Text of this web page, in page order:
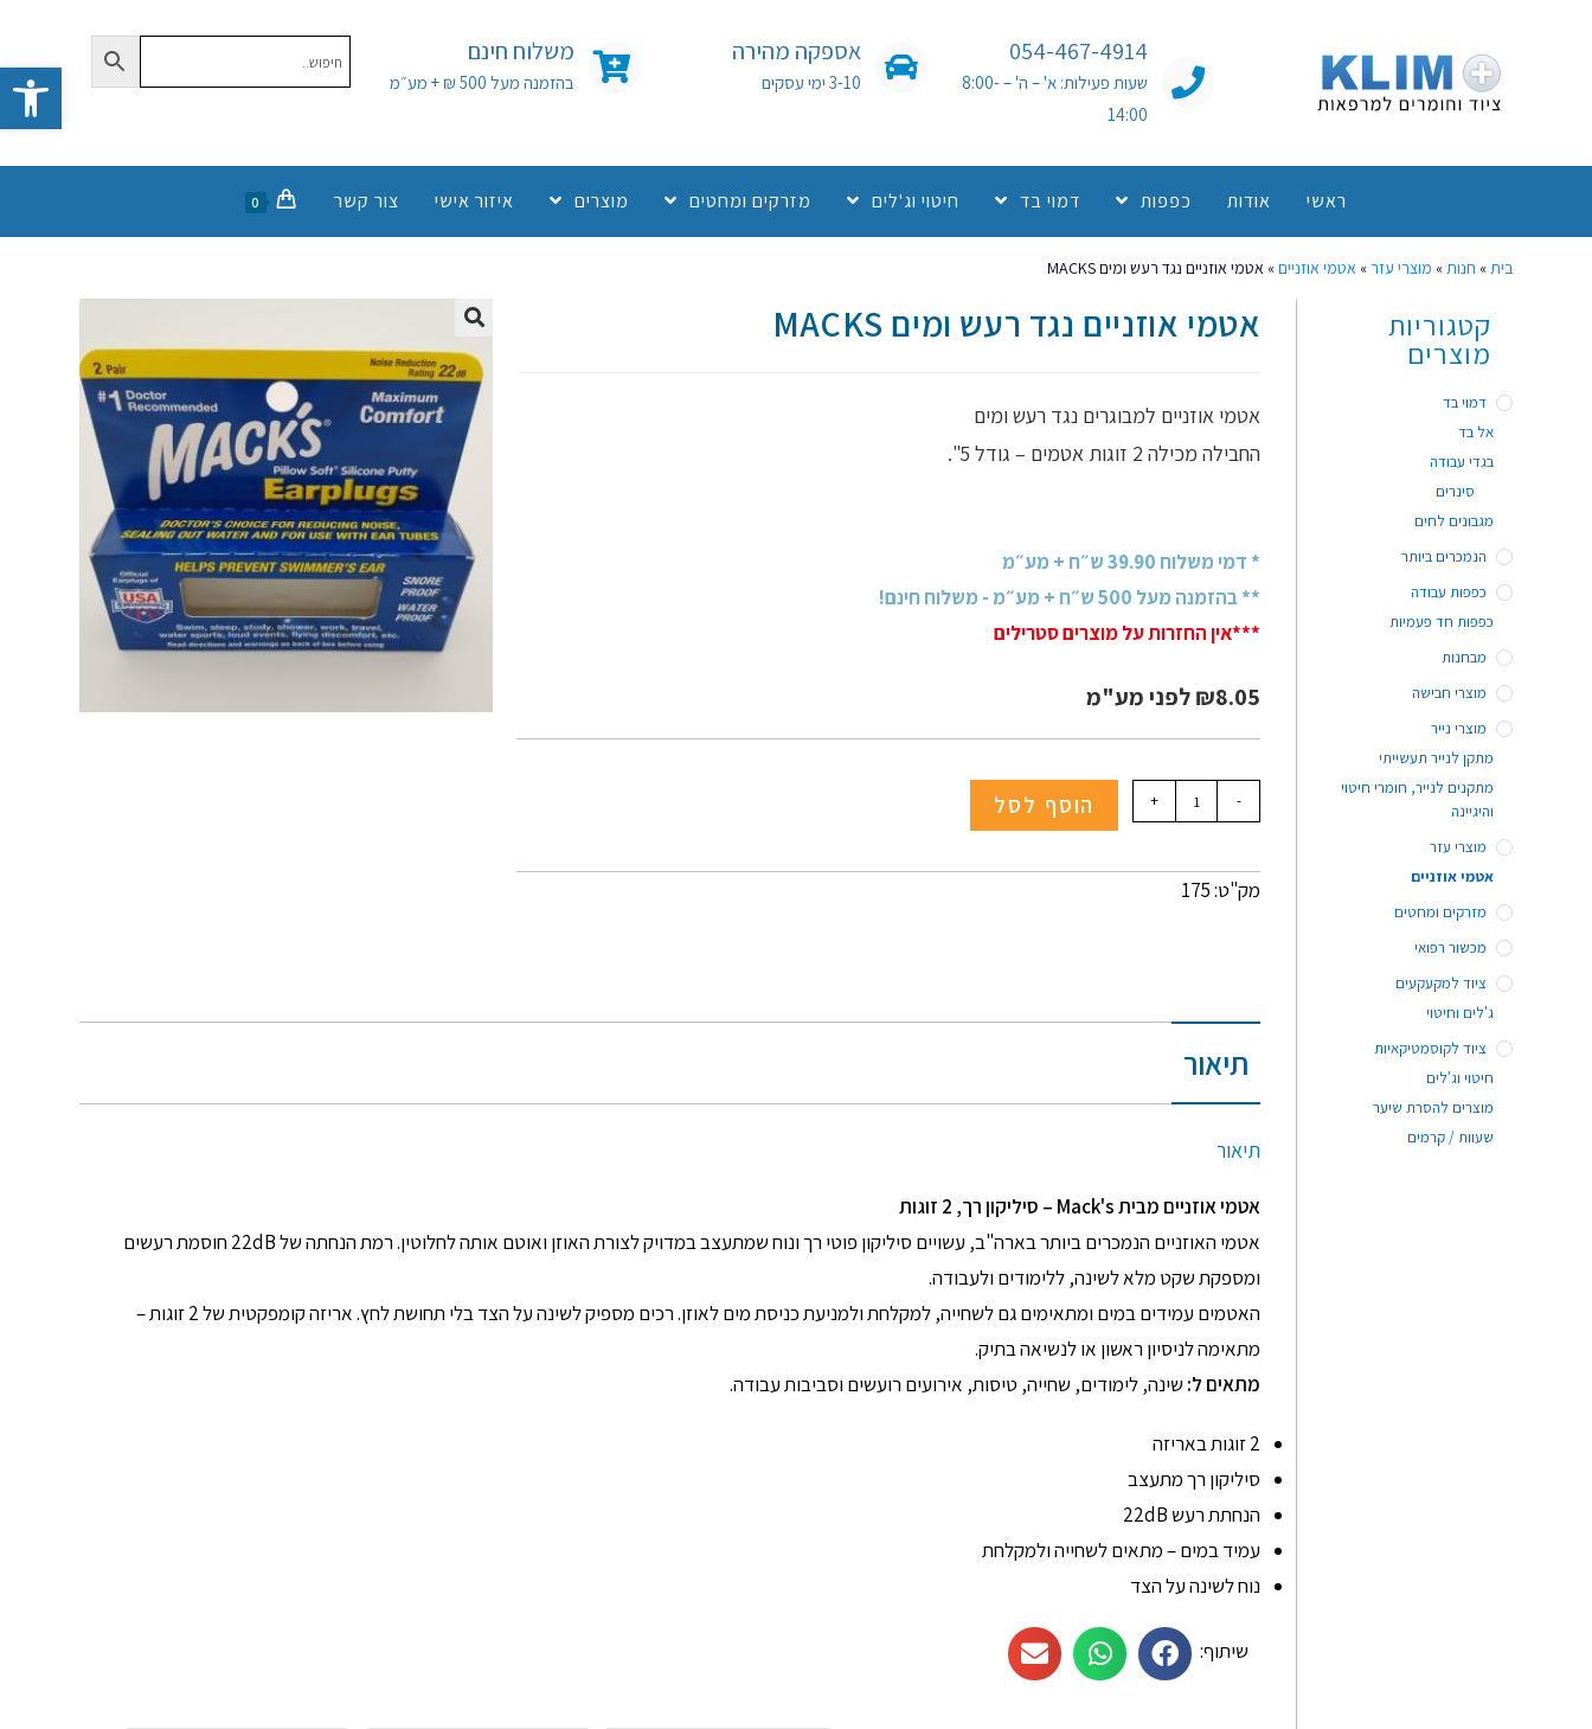
פתח סרגל נגישות
054-467-4914
שעות פעילות: א' – ה' – 8:00-
14:00
אספקה מהירה
3-10 ימי עסקים
משלוח חינם
בהזמנה מעל 500 ₪ + מע״מ
ראשי אודות כפפות דמוי בד חיטוי וג'לים מזרקים ומחטים מוצרים איזור אישי צור קשר 0
בית» חנות» מוצרי עזר » אטמי אוזניים» אטמי אוזניים נגד רעש ומים MACKS
אטמי אוזניים נגד רעש ומים MACKS
אטמי אוזניים למבוגרים נגד רעש ומים
החבילה מכילה 2 זוגות אטמים – גודל 5".
* דמי משלוח 39.90 ש״ח + מע״מ
** בהזמנה מעל 500 ש״ח + מע״מ - משלוח חינם!
***אין החזרות על מוצרים סטרילים
₪8.05 לפני מע"מ
-
+ הוסף לסל
מק"ט: 175
תיאור
תיאור
אטמי אוזניים מביתMack's –
סיליקון רך, 2 זוגות
אטמי האוזניים הנמכרים ביותר בארה"ב, עשויים סיליקון פוטי רך ונוח שמתעצב במדויק לצורת האוזן ואוטם אותה לחלוטין. רמת הנחתה של 22dB חוסמת רעשים
ומספקת שקט מלא לשינה, ללימודים ולעבודה.
האטמים עמידים במים ומתאימים גם לשחייה, למקלחת ולמניעת כניסת מים לאוזן. רכים מספיק לשינה על הצד בלי תחושת לחץ. אריזה קומפקטית של 2 זוגות –
מתאימה לניסיון ראשון או לנשיאה בתיק.
מתאים ל: שינה, לימודים, שחייה, טיסות, אירועים רועשים וסביבות עבודה.
2 זוגות באריזה
סיליקון רך מתעצב
הנחתת רעש 22dB
עמיד במים – מתאים לשחייה ולמקלחת
נוח לשינה על הצד
שיתוף:
קטגוריות
מוצרים
דמוי בד
אל בד
בגדי עבודה
סינרים
מגבונים לחים
הנמכרים ביותר
כפפות עבודה
כפפות חד פעמיות
מבחנות
מוצרי חבישה
מוצרי נייר
מתקן לנייר תעשייתי
מתקנים לנייר, חומרי חיטוי
והיגיינה
מוצרי עזר
אטמי אוזניים
מזרקים ומחטים
מכשור רפואי
ציוד למקעקעים
ג'לים וחיטוי
ציוד לקוסמטיקאיות
חיטוי וג'לים
מוצרים להסרת שיער
שעוות / קרמים